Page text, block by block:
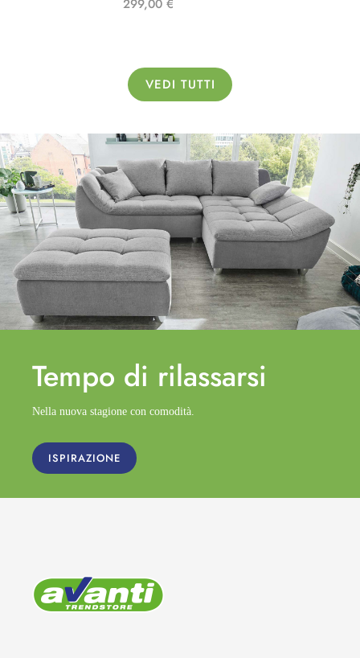
299,00 €
VEDI TUTTI
Tempo di rilassarsi
Nella nuova stagione con comodità.
ISPIRAZIONE